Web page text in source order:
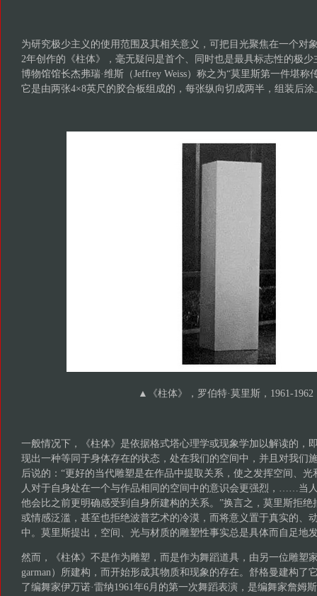
为研究极少主义的使用范围及其相关意义，可把目光聚焦在一个对
2年创作的《柱体》，毫无疑问是首个、同时也是最具标志性的极
博物馆馆长杰弗瑞·维斯（Jeffrey Weiss）称之为“莫里斯第一件堪称
它是由两张4×8英尺的胶合板组成的，每张纵向切成两半，组装后涂
▲《柱体》，罗伯特·莫里斯，1961-1962
一般情况下，《柱体》是依据格式塔心理学或现象学加以解读的，
现出一种等同于身体存在的状态，处在我们的空间中，并且对我们
后说的：“更好的当代雕塑是在作品中提取关系，使之发挥空间、
人对于自身处在一个与作品相同的空间中的意识会更强烈，……当
他会比之前更明确感受到自身所建构的关系。”换言之，莫里斯拒
或情感泛滥，甚至也拒绝波普艺术的冷漠，而将意义置于真实的、
中。莫里斯提出，空间、光与材质的雕塑性事实总是具体而自足地
然而，《柱体》不是作为雕塑，而是作为舞蹈道具，由另一位雕塑家
garman）所建构，而开始形成其物质和现象的存在。舒格曼建构了
了编舞家伊万诺·雷纳1961年6月的第一次舞蹈表演，是编舞家詹姆斯